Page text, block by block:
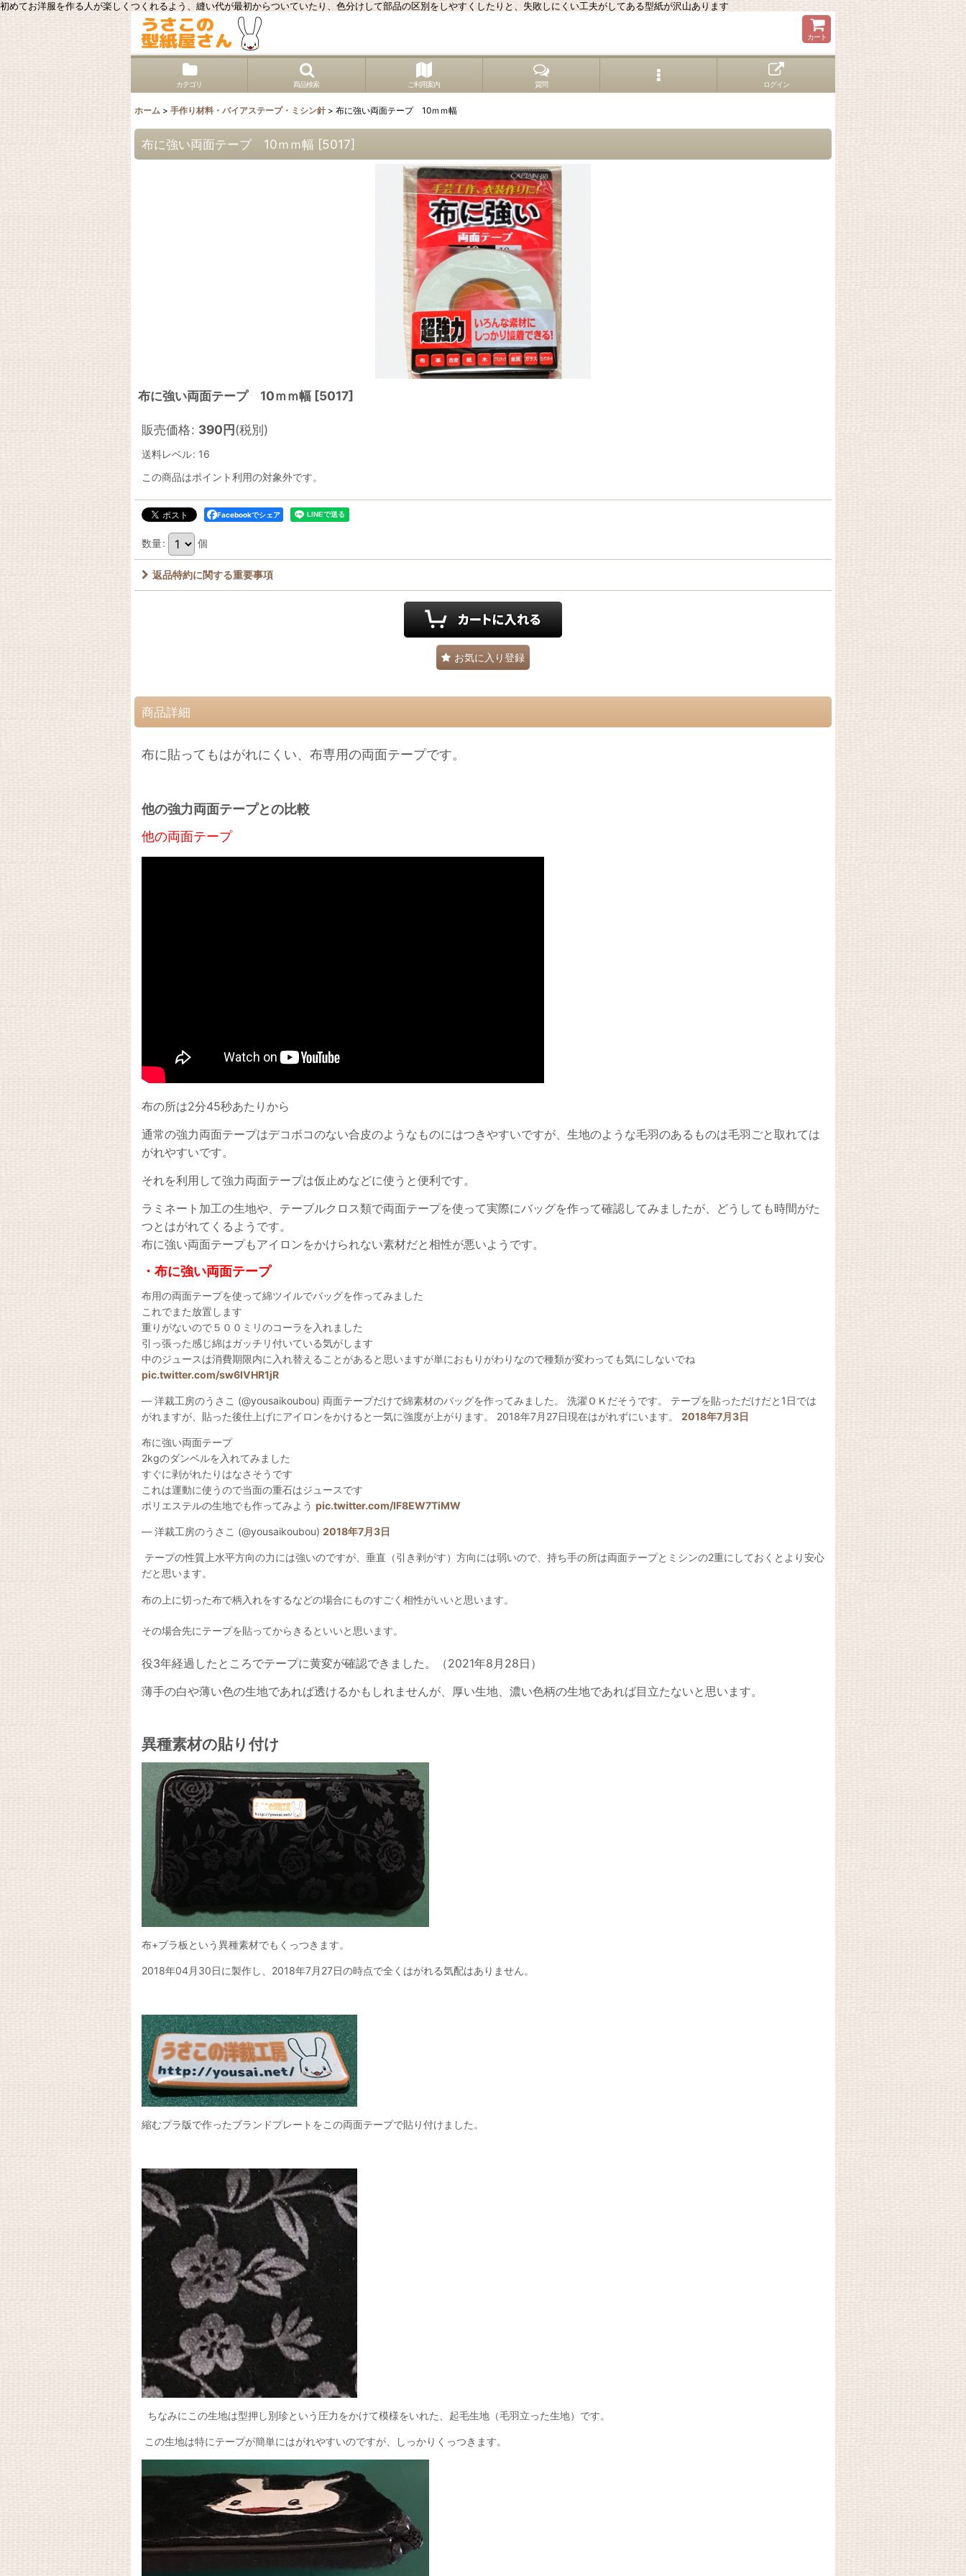
初めてお洋服を作る人が楽しくつくれるよう、縫い代が最初からついていたり、色分けして部品の区別をしやすくしたりと、失敗しにくい工夫がしてある型紙が沢山あります
カート
カテゴリ 商品検索 ご利用案内 質問 ログイン
ホーム > 手作り材料・バイアステープ・ミシン針 > 布に強い両面テープ 10ｍｍ幅
布に強い両面テープ 10ｍｍ幅 [5017]
布に強い両面テープ 10ｍｍ幅 [5017]
販売価格: 390円(税別)
送料レベル: 16
この商品はポイント利用の対象外です。
Facebookでシェア
数量: 個
返品特約に関する重要事項
お気に入り登録
商品詳細
布に貼ってもはがれにくい、布専用の両面テープです。
他の強力両面テープとの比較
他の両面テープ
布の所は2分45秒あたりから
通常の強力両面テープはデコボコのない合皮のようなものにはつきやすいですが、生地のような毛羽のあるものは毛羽ごと取れては
がれやすいです。
それを利用して強力両面テープは仮止めなどに使うと便利です。
ラミネート加工の生地や、テーブルクロス類で両面テープを使って実際にバッグを作って確認してみましたが、どうしても時間がた
つとはがれてくるようです。
布に強い両面テープもアイロンをかけられない素材だと相性が悪いようです。
・布に強い両面テープ
布用の両面テープを使って綿ツイルでバッグを作ってみました
これでまた放置します
重りがないので５００ミリのコーラを入れました
引っ張った感じ綿はガッチリ付いている気がします
中のジュースは消費期限内に入れ替えることがあると思いますが単におもりがわりなので種類が変わっても気にしないでね
pic.twitter.com/sw6lVHR1jR
— 洋裁工房のうさこ (@yousaikoubou) 両面テープだけで綿素材のバッグを作ってみました。 洗濯ＯＫだそうです。 テープを貼っただけだと1日では
がれますが、貼った後仕上げにアイロンをかけると一気に強度が上がります。 2018年7月27日現在はがれずにいます。 2018年7月3日
布に強い両面テープ
2kgのダンベルを入れてみました
すぐに剥がれたりはなさそうです
これは運動に使うので当面の重石はジュースです
ポリエステルの生地でも作ってみよう pic.twitter.com/lF8EW7TiMW
— 洋裁工房のうさこ (@yousaikoubou) 2018年7月3日
テープの性質上水平方向の力には強いのですが、垂直（引き剥がす）方向には弱いので、持ち手の所は両面テープとミシンの2重にしておくとより安心
だと思います。
布の上に切った布で柄入れをするなどの場合にものすごく相性がいいと思います。
その場合先にテープを貼ってからきるといいと思います。
役3年経過したところでテープに黄変が確認できました。（2021年8月28日 ）
薄手の白や薄い色の生地であれば透けるかもしれませんが、厚い生地、濃い色柄の生地であれば目立たないと思います。
異種素材の貼り付け
布+プラ板という異種素材でもくっつきます。
2018年04月30日に製作し、2018年7月27日の時点で全くはがれる気配はありません。
縮むプラ版で作ったブランドプレートをこの両面テープで貼り付けました。
ちなみにこの生地は型押し別珍という圧力をかけて模様をいれた、起毛生地（毛羽立った生地）です。
この生地は特にテープが簡単にはがれやすいのですが、しっかりくっつきます。